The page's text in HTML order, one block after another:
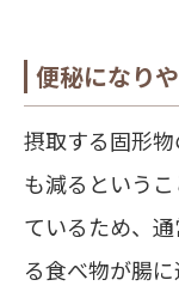
便秘になり
摂取する固形
も減るという
ているため、
る食べ物が腸